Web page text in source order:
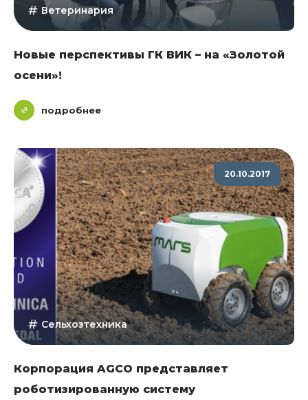
Ветеринария
Новые перспективы ГК ВИК – на «Золотой
осени»!
подробнее
20.10.2017
Сельхозтехника
Корпорация AGCO представляет
роботизированную систему